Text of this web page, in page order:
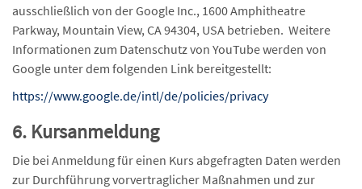
ausschließlich von der Google Inc., 1600 Amphitheatre
Parkway, Mountain View, CA 94304, USA betrieben. Weitere
Informationen zum Datenschutz von YouTube werden von
Google unter dem folgenden Link bereitgestellt:
https://www.google.de/intl/de/policies/privacy
6. Kursanmeldung
Die bei Anmeldung für einen Kurs abgefragten Daten werden
zur Durchführung vorvertraglicher Maßnahmen und zur